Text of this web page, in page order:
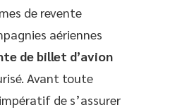
de revente
aériennes
de billet d’avion
Avant toute
de s’assurer